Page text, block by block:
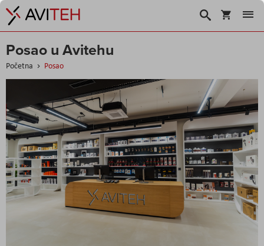
Košarica
Traži
Posao u Avitehu
Početna Posao